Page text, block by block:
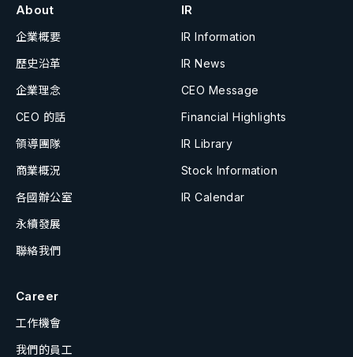
About
企業概要
歷史沿革
企業理念
CEO 的話
領導團隊
商業概況
各國辦公室
永續發展
聯絡我們
IR
IR Information
IR News
CEO Message
Financial Highlights
IR Library
Stock Information
IR Calendar
Career
工作機會
我們的員工